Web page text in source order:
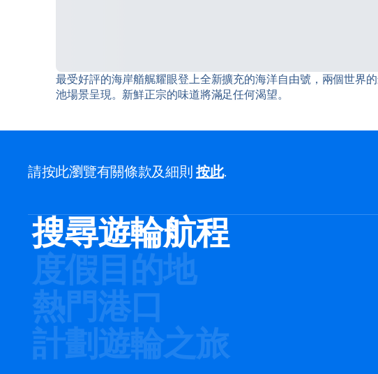
最受好評的海岸艏艉耀眼登上全新擴充的海洋自由號，兩個世界
池場景呈現。新鮮正宗的味道將滿足任何渴望。
請按此瀏覽有關條款及細則按此.
搜尋遊輪航程
度假目的地
熱門港口
計劃遊輪之旅